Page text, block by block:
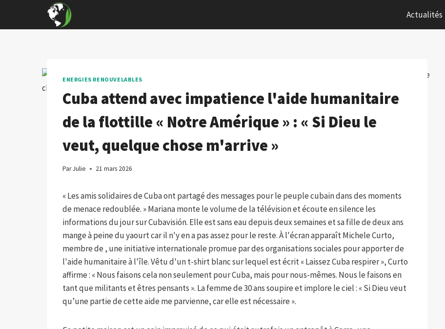
content
Actualités
ENERGIES RENOUVELABLES
Cuba attend avec impatience l'aide humanitaire
de la flottille « Notre Amérique » : « Si Dieu le
veut, quelque chose m'arrive »
ParJulie 21 mars 2026
« Les amis solidaires de Cuba ont partagé des messages pour le peuple cubain dans des moments
de menace redoublée. » Mariana monte le volume de la télévision et écoute en silence les
informations du jour sur Cubavisión. Elle est sans eau depuis deux semaines et sa fille de deux ans
mange à peine du yaourt car il n'y en a pas assez pour le reste. À l'écran apparaît Michele Curto,
membre de , une initiative internationale promue par des organisations sociales pour apporter de
l'aide humanitaire à l'île. Vêtu d'un t-shirt blanc sur lequel est écrit « Laissez Cuba respirer », Curto
affirme : « Nous faisons cela non seulement pour Cuba, mais pour nous-mêmes. Nous le faisons en
tant que militants et êtres pensants ». La femme de 30 ans soupire et implore le ciel : « Si Dieu veut
qu’une partie de cette aide me parvienne, car elle est nécessaire ».